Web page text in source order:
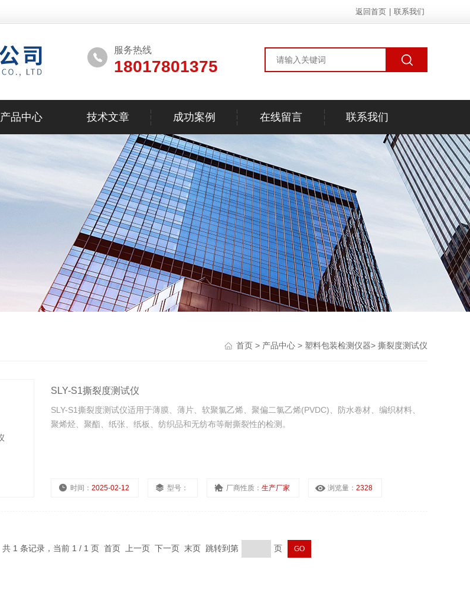
返回首页 联系我们
服务热线
18017801375
产品中心 技术文章 成功案例 在线留言 联系我们
首页 > 产品中心 > 塑料包装检测仪器> 撕裂度测试仪
SLY-S1撕裂度测试仪
SLY-S1撕裂度测试仪适用于薄膜、薄片、软聚氯乙烯、聚偏二氯乙烯(PVDC)、防水卷材、编织材料、
聚烯烃、聚酯、纸张、纸板、纺织品和无纺布等耐撕裂性的检测。
时间： 2025-02-12 型号： 厂商性质： 生产厂家 浏览量： 2328
共 1 条记录，当前 1 / 1 页 首页 上一页 下一页 末页 跳转到第 页